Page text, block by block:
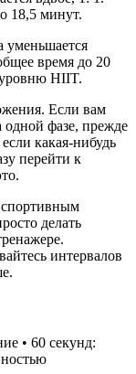
18,5 минут.
уменьшается
время до 20
HIIT.
Если вам
фазе, прежде
какая-нибудь
перейти к
делать
интервалов
• 60 секунд: